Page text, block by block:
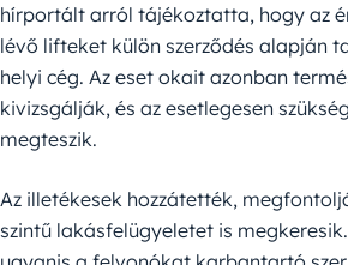
hírportált arról tájékoztatta, hogy az
lévő lifteket külön szerződés alapján
helyi cég. Az eset okait azonban
kivizsgálják, és az esetlegesen
megteszik.
Az illetékesek hozzátették,
szintű lakásfelügyeletet is